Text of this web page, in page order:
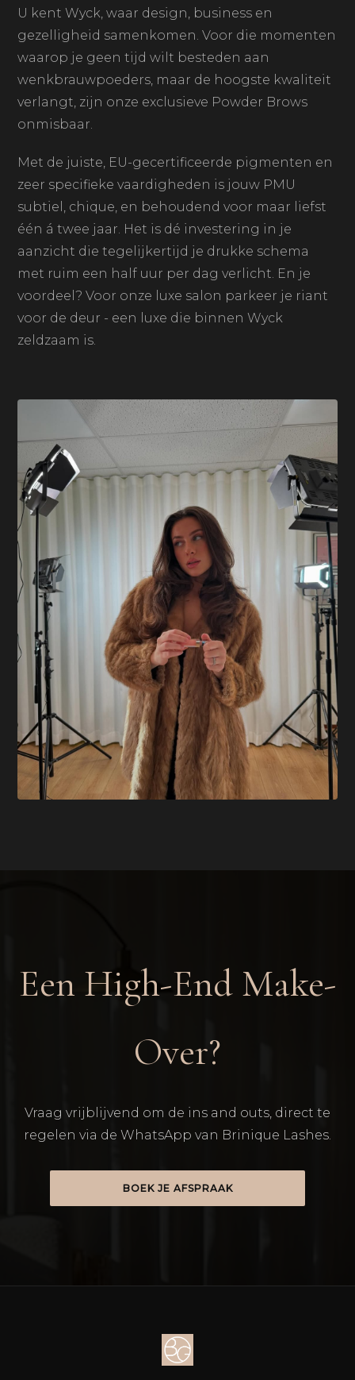
U kent Wyck, waar design, business en
gezelligheid samenkomen. Voor die momenten
waarop je geen tijd wilt besteden aan
wenkbrauwpoeders, maar de hoogste kwaliteit
verlangt, zijn onze exclusieve Powder Brows
onmisbaar.
Met de juiste, EU-gecertificeerde pigmenten en
zeer specifieke vaardigheden is jouw PMU
subtiel, chique, en behoudend voor maar liefst
één á twee jaar. Het is dé investering in je
aanzicht die tegelijkertijd je drukke schema
met ruim een half uur per dag verlicht. En je
voordeel? Voor onze luxe salon parkeer je riant
voor de deur - een luxe die binnen Wyck
zeldzaam is.
Een High-End Make-
Over?
Vraag vrijblijvend om de ins and outs, direct te
regelen via de WhatsApp van Brinique Lashes.
BOEK JE AFSPRAAK